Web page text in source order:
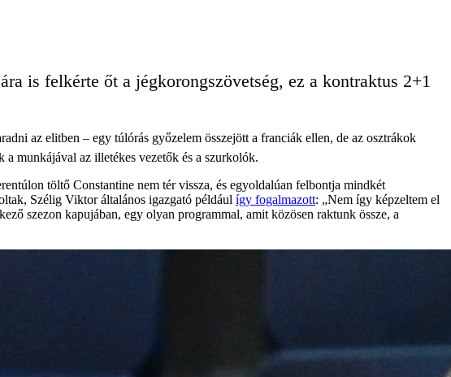
is felkérte őt a jégkorongszövetség, ez a kontraktus 2+1
az elitben – egy túlórás győzelem összejött a franciák ellen, de az osztrákok
munkájával az illetékes vezetők és a szurkolók.
töltő Constantine nem tér vissza, és egyoldalúan felbontja mindkét
Szélig Viktor általános igazgató például így fogalmazott: „Nem így képzeltem el
szezon kapujában, egy olyan programmal, amit közösen raktunk össze, a